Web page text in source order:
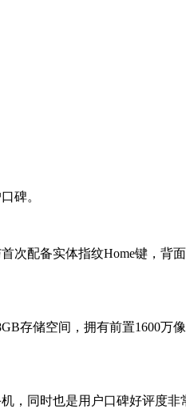
碑。
配备实体指纹Home键，背
储空间，拥有前置1600万
同时也是用户口碑好评度非